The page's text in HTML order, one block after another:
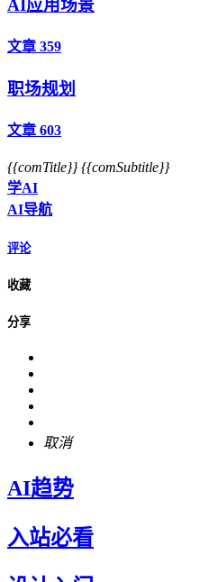
AI应用场景
文章 359
职场规划
文章 603
{{comTitle}} {{comSubtitle}}
学AI
AI导航
评论
收藏
分享
取消
AI趋势
入站必看